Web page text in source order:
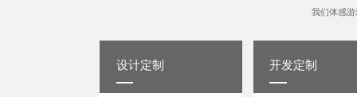
我们体感
设计定制 开发定制